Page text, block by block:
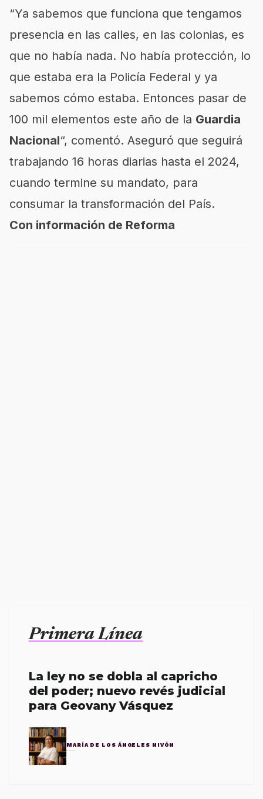
“Ya sabemos que funciona que tengamos
presencia en las calles, en las colonias, es
que no había nada. No había protección, lo
que estaba era la Policía Federal y ya
sabemos cómo estaba. Entonces pasar de
100 mil elementos este año de la Guardia
Nacional“, comentó. Aseguró que seguirá
trabajando 16 horas diarias hasta el 2024,
cuando termine su mandato, para
consumar la transformación del País.
Con información de Reforma
Primera Línea
La ley no se dobla al capricho
del poder; nuevo revés judicial
para Geovany Vásquez
MARÍA DE LOS ÁNGELES NIVÓN